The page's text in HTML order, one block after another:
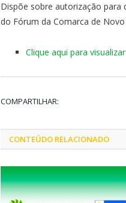
Dispõe sobre autorização para
do Fórum da Comarca de
Clique aqui para visualizar
COMPARTILHAR:
CONTEÚDO RELACIONADO